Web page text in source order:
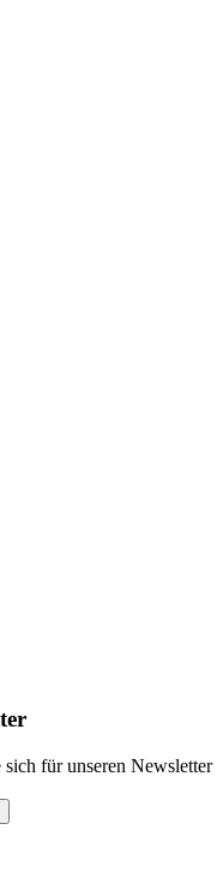
für unseren Newsletter